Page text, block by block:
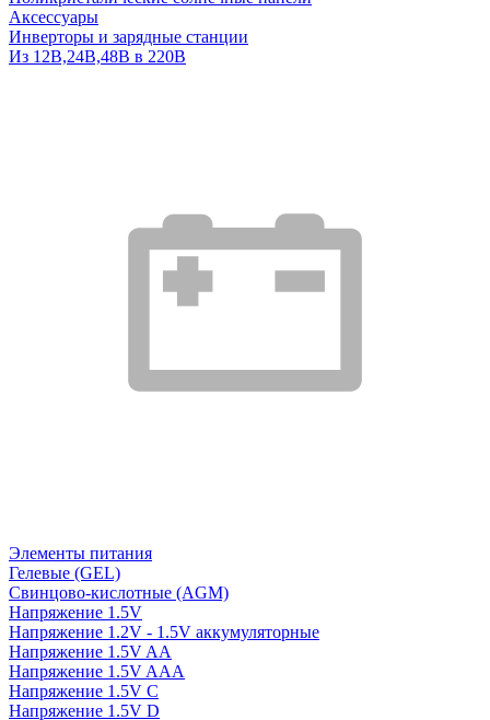
Аксессуары
Инверторы и зарядные станции
Из 12В,24В,48В в 220В
Элементы питания
Гелевые (GEL)
Свинцово-кислотные (AGM)
Напряжение 1.5V
Напряжение 1.2V - 1.5V аккумуляторные
Напряжение 1.5V AA
Напряжение 1.5V AAA
Напряжение 1.5V C
Напряжение 1.5V D